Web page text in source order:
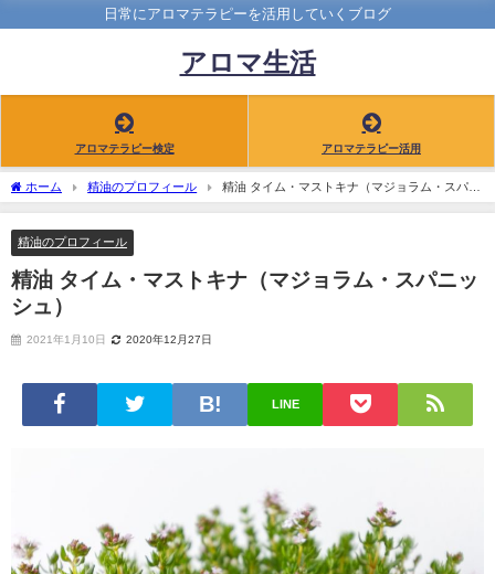
日常にアロマテラピーを活用していくブログ
アロマ生活
アロマテラピー検定 アロマテラピー活用
ホーム 精油のプロフィール
精油 タイム・マストキナ（マジョラム・スパニ
ッシュ）
精油のプロフィール
精油 タイム・マストキナ（マジョラム・スパニッ
シュ）
2021年1月10日 2020年12月27日
LINE